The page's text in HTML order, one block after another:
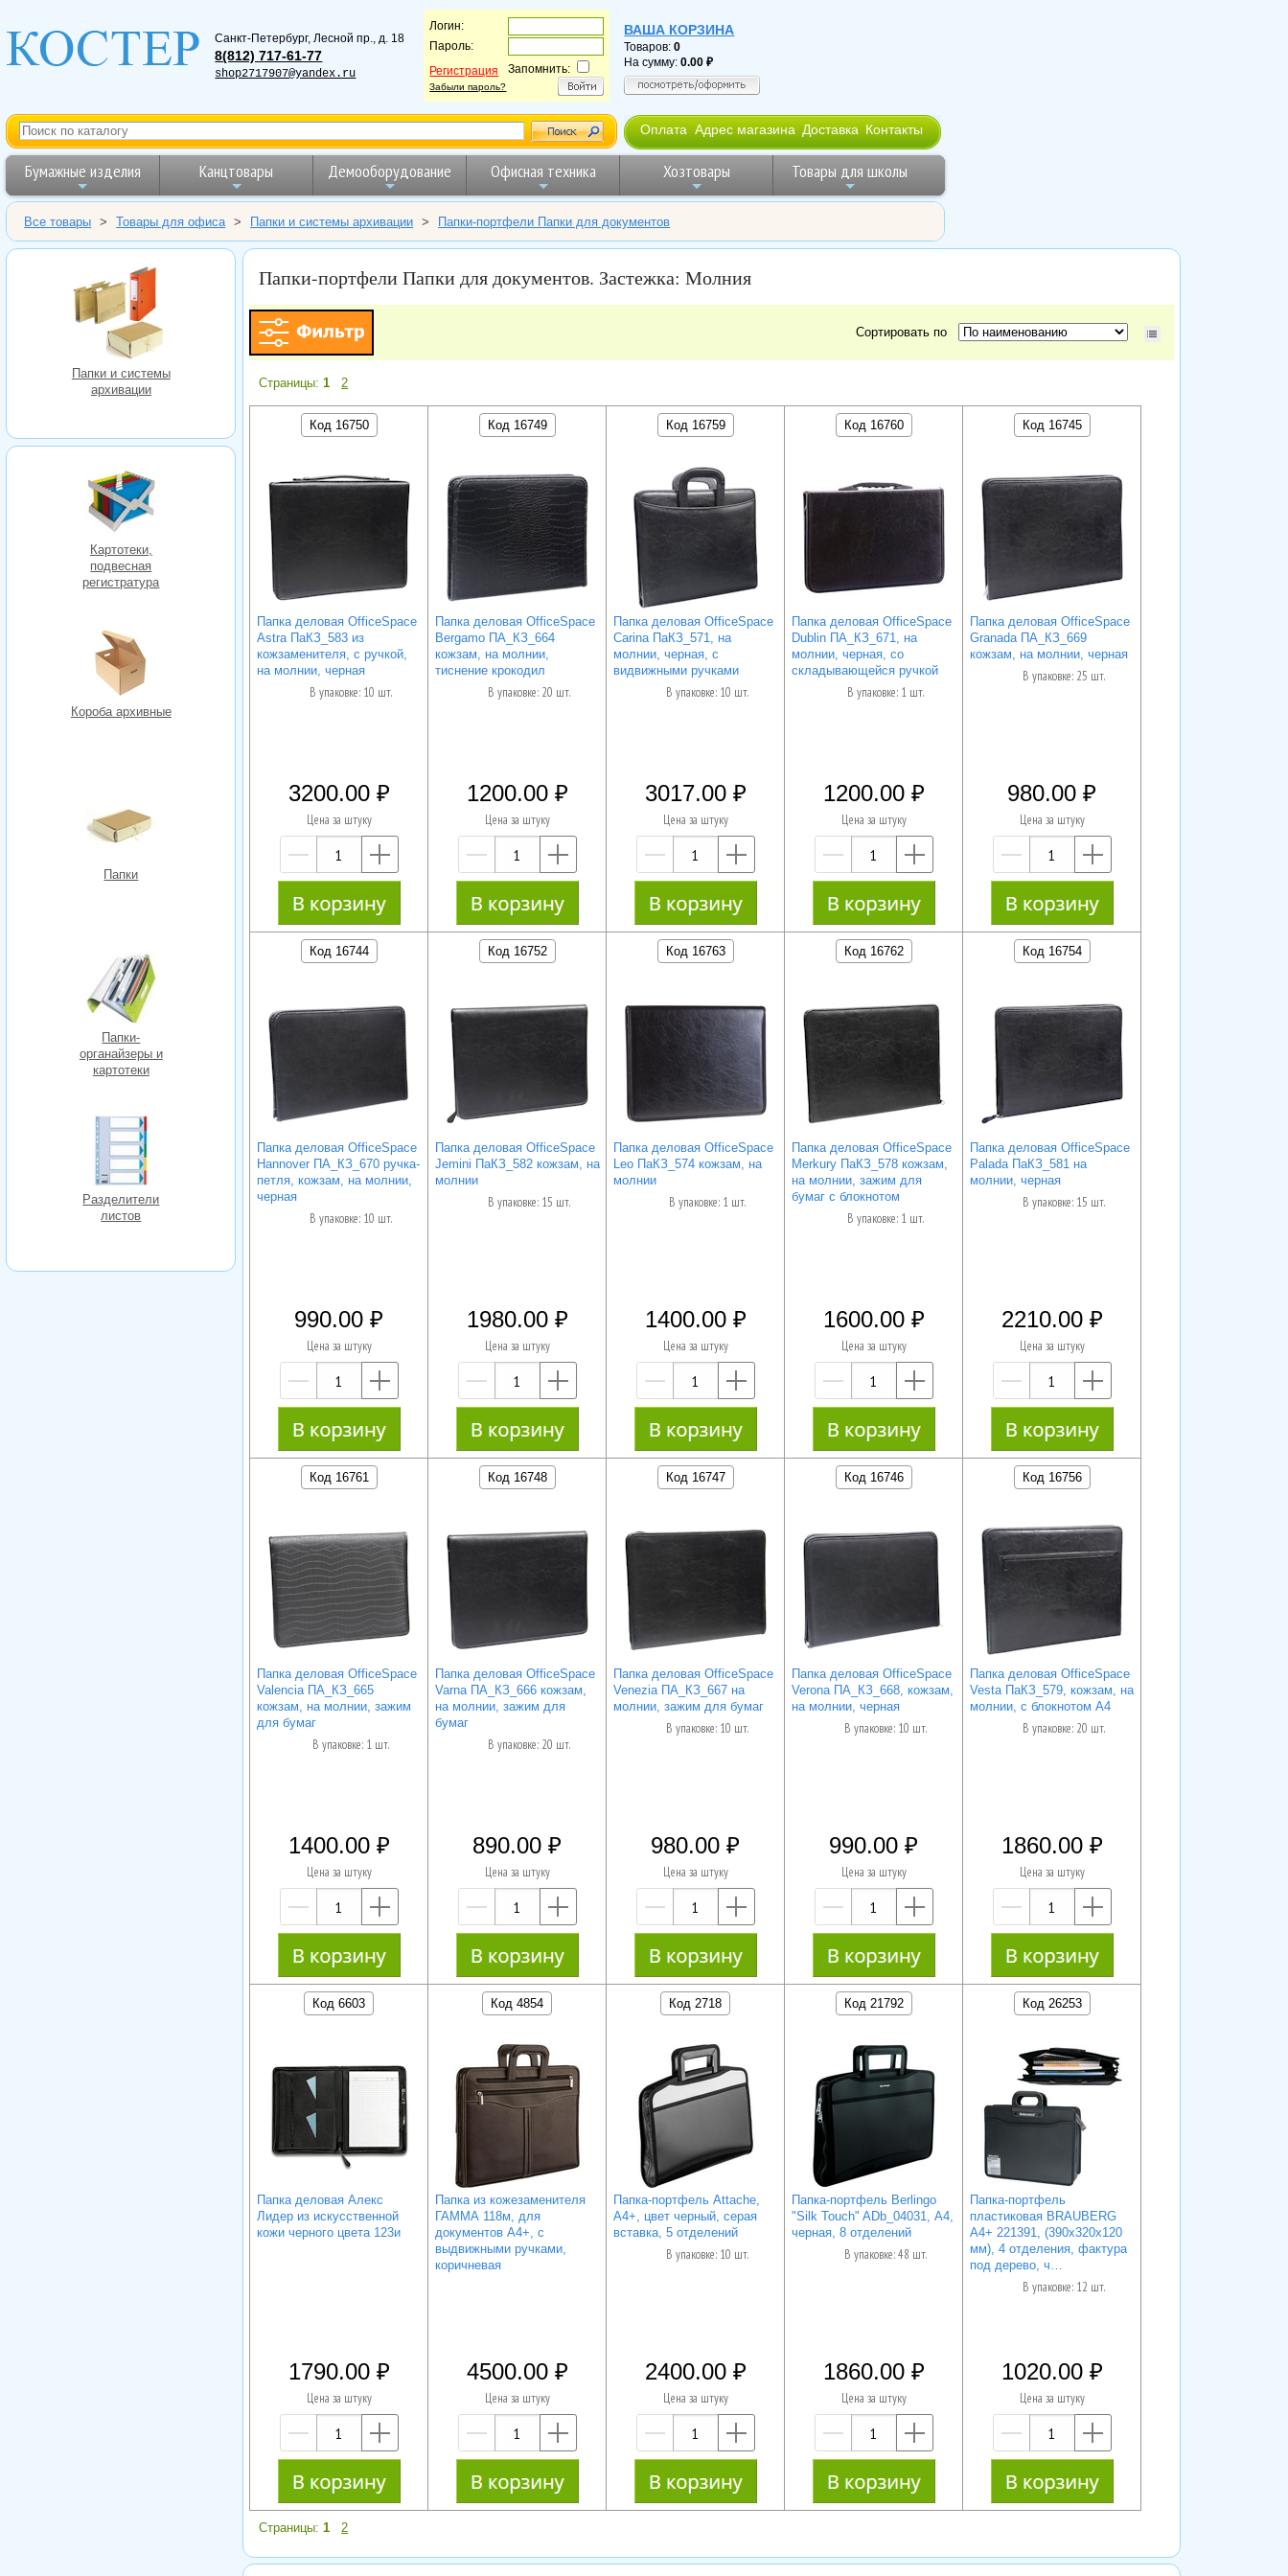
Санкт-Петербург, Лесной пр., д. 18
8(812) 717-61-77
shop2717907@yandex.ru
Логин:
Пароль:
Регистрация
Забыли пароль?
Запомнить:
ВАША КОРЗИНА
Товаров:0
На сумму:0.00
Оплата Адрес магазина Доставка Контакты
Бумажные изделия Канцтовары Демооборудование Офисная техника Хозтовары Товары для школы
Все товары > Товары для офиса > Папки и системы архивации > Папки-портфели Папки для документов
Папки и системы
архивации
Картотеки,
подвесная
регистратура
Короба архивные
Папки
Папки-
органайзеры и
картотеки
Разделители
листов
Папки-портфели Папки для документов. Застежка: Молния
Сортировать по
Страницы:1 2
Код 16750
Папка деловая OfficeSpace
Astra ПаКЗ_583 из
кожзаменителя, с ручкой,
на молнии, черная
В упаковке: 10 шт.
3200.00
Цена за штуку
—
Код 16749
Папка деловая OfficeSpace
Bergamo ПА_КЗ_664
кожзам, на молнии,
тиснение крокодил
В упаковке: 20 шт.
1200.00
Цена за штуку
—
Код 16759
Папка деловая OfficeSpace
Carina ПаКЗ_571, на
молнии, черная, с
видвижными ручками
В упаковке: 10 шт.
3017.00
Цена за штуку
—
Код 16760
Папка деловая OfficeSpace
Dublin ПА_КЗ_671, на
молнии, черная, со
складывающейся ручкой
В упаковке: 1 шт.
1200.00
Цена за штуку
—
Код 16745
Папка деловая OfficeSpace
Granada ПА_КЗ_669
кожзам, на молнии, черная
В упаковке: 25 шт.
980.00
Цена за штуку
—
Код 16744
Папка деловая OfficeSpace
Hannover ПА_КЗ_670 ручка-
петля, кожзам, на молнии,
черная
В упаковке: 10 шт.
990.00
Цена за штуку
—
Код 16752
Папка деловая OfficeSpace
Jemini ПаКЗ_582 кожзам, на
молнии
В упаковке: 15 шт.
1980.00
Цена за штуку
—
Код 16763
Папка деловая OfficeSpace
Leo ПаКЗ_574 кожзам, на
молнии
В упаковке: 1 шт.
1400.00
Цена за штуку
—
Код 16762
Папка деловая OfficeSpace
Merkury ПаКЗ_578 кожзам,
на молнии, зажим для
бумаг с блокнотом
В упаковке: 1 шт.
1600.00
Цена за штуку
—
Код 16754
Папка деловая OfficeSpace
Palada ПаКЗ_581 на
молнии, черная
В упаковке: 15 шт.
2210.00
Цена за штуку
—
Код 16761
Папка деловая OfficeSpace
Valencia ПА_КЗ_665
кожзам, на молнии, зажим
для бумаг
В упаковке: 1 шт.
1400.00
Цена за штуку
—
Код 16748
Папка деловая OfficeSpace
Varna ПА_КЗ_666 кожзам,
на молнии, зажим для
бумаг
В упаковке: 20 шт.
890.00
Цена за штуку
—
Код 16747
Папка деловая OfficeSpace
Venezia ПА_КЗ_667 на
молнии, зажим для бумаг
В упаковке: 10 шт.
980.00
Цена за штуку
—
Код 16746
Папка деловая OfficeSpace
Verona ПА_КЗ_668, кожзам,
на молнии, черная
В упаковке: 10 шт.
990.00
Цена за штуку
—
Код 16756
Папка деловая OfficeSpace
Vesta ПаКЗ_579, кожзам, на
молнии, с блокнотом А4
В упаковке: 20 шт.
1860.00
Цена за штуку
—
Код 6603
Папка деловая Алекс
Лидер из искусственной
кожи черного цвета 123и
1790.00
Цена за штуку
—
Код 4854
Папка из кожезаменителя
ГАММА 118м, для
документов А4+, с
выдвижными ручками,
коричневая
4500.00
Цена за штуку
—
Код 2718
Папка-портфель Attache,
A4+, цвет черный, серая
вставка, 5 отделений
В упаковке: 10 шт.
2400.00
Цена за штуку
—
Код 21792
Папка-портфель Berlingo
"Silk Touch" ADb_04031, А4,
черная, 8 отделений
В упаковке: 48 шт.
1860.00
Цена за штуку
—
Код 26253
Папка-портфель
пластиковая BRAUBERG
А4+ 221391, (390х320х120
мм), 4 отделения, фактура
под дерево, ч…
В упаковке: 12 шт.
1020.00
Цена за штуку
—
Страницы:1 2